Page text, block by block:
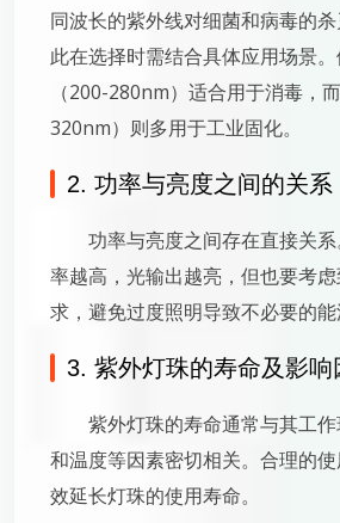
同波长的紫外线对细菌和病毒的
此在选择时需结合具体应用场景
（200-280nm）适合用于消毒，
320nm）则多用于工业固化。
2. 功率与亮度之间的关系
功率与亮度之间存在直接关
率越高，光输出越亮，但也要考
求，避免过度照明导致不必要的能
3. 紫外灯珠的寿命及影响
紫外灯珠的寿命通常与其工
和温度等因素密切相关。合理的
效延长灯珠的使用寿命。